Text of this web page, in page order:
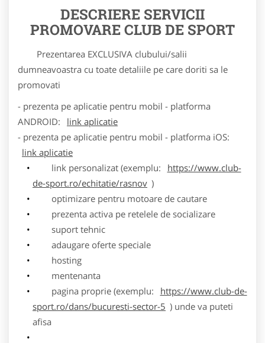
DESCRIERE SERVICII
PROMOVARE CLUB DE SPORT
Prezentarea EXCLUSIVA clubului/salii
dumneavoastra cu toate detaliile pe care doriti sa le
promovati
- prezenta pe aplicatie pentru mobil - platforma
ANDROID:
link aplicatie
- prezenta pe aplicatie pentru mobil - platforma iOS:
link aplicatie
link personalizat (exemplu:
https://www.club-
de-sport.ro/echitatie/rasnov )
optimizare pentru motoare de cautare
prezenta activa pe retelele de socializare
suport tehnic
adaugare oferte speciale
hosting
mentenanta
pagina proprie (exemplu:
https://www.club-de-
sport.ro/dans/bucuresti-sector-5 ) unde va puteti
afisa